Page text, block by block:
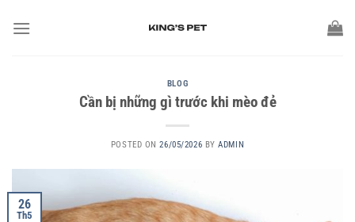
BLOG
Cần bị những gì trước khi mèo đẻ
POSTED ON26/05/2026 BYADMIN
26
Th5